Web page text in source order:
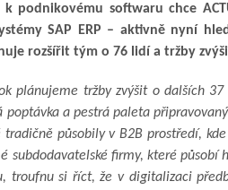
podnikovému softwaru chce
SAP ERP – aktivně nyní
rozšířit tým o 76 lidí a tržby
plánujeme tržby zvýšit o dalších
a pestrá paleta
působily v B2B prostředí,
subdodavatelské firmy, které působí
troufnu si říct, že v digitalizaci